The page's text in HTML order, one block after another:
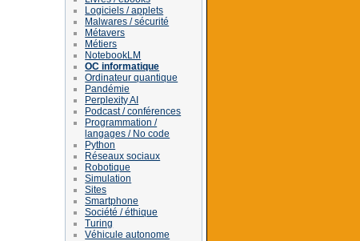
Logiciels / applets
Malwares / sécurité
Métavers
Métiers
NotebookLM
OC informatique
Ordinateur quantique
Pandémie
Perplexity AI
Podcast / conférences
Programmation /
langages / No code
Python
Réseaux sociaux
Robotique
Simulation
Sites
Smartphone
Société / éthique
Turing
Véhicule autonome